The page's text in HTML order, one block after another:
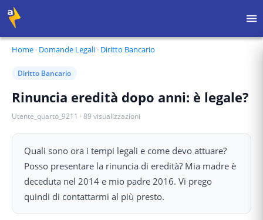
Home · Domande Legali · Diritto Bancario
Diritto Bancario
Rinuncia eredità dopo anni: è legale?
Utente_quarto_9211 · 89 visualizzazioni
Quali sono ora i tempi legali e come devo attuare?
Posso presentare la rinuncia di eredità? Mia madre è
deceduta nel 2014 e mio padre 2016. Vi prego
quindi di contattarmi al più presto.